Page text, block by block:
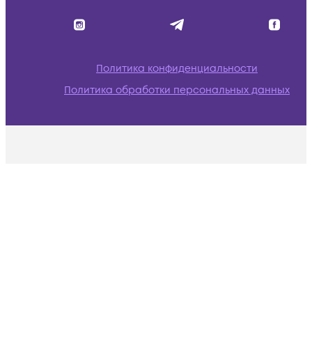
Политика конфиденциальности
Политика обработки персональных данных